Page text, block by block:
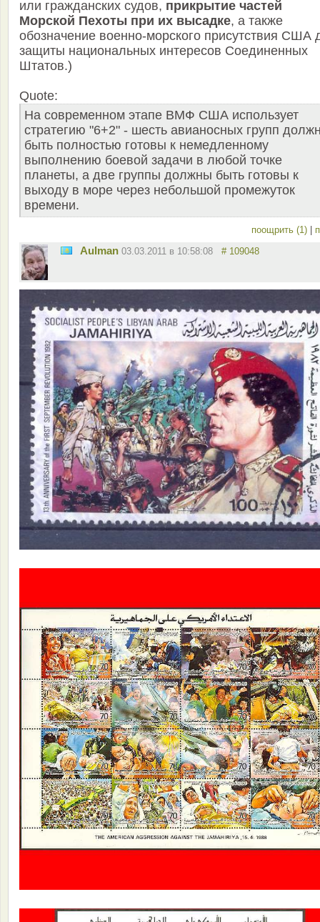
или гражданских судов, прикрытие частей
Морской Пехоты при их высадке, а также
обозначение военно-морского присутствия США
защиты национальных интересов Соединенных
Штатов.)
Quote:
На современном этапе ВМФ США использует
стратегию "6+2" - шесть авианосных групп
быть полностью готовы к немедленному
выполнению боевой задачи в любой точке
планеты, а две группы должны быть готовы к
выходу в море через небольшой промежуток
времени.
поощрить (1)
Aulman 03.03.2011 в 10:58:08 # 109048